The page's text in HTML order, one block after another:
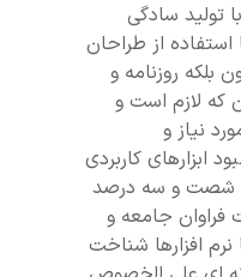
تولید سادگی
از طراحان
بلکه روزنامه و
که لازم است و
نیاز و
ابزارهای کاربردی
شصت و سه درصد
جامعه و
افزارها شناخت